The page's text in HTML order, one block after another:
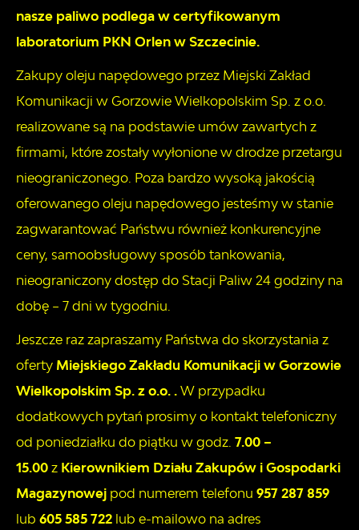
nasze paliwo podlega w certyfikowanym
laboratorium PKN Orlen w Szczecinie.
Zakupy oleju napędowego przez Miejski Zakład
Komunikacji w Gorzowie Wielkopolskim Sp. z o.o.
realizowane są na podstawie umów zawartych z
firmami, które zostały wyłonione w drodze przetargu
nieograniczonego. Poza bardzo wysoką jakością
oferowanego oleju napędowego jesteśmy w stanie
zagwarantować Państwu również konkurencyjne
ceny, samoobsługowy sposób tankowania,
nieograniczony dostęp do Stacji Paliw 24 godziny na
dobę – 7 dni w tygodniu.
Jeszcze raz zapraszamy Państwa do skorzystania z
oferty Miejskiego Zakładu Komunikacji w Gorzowie
Wielkopolskim Sp. z o.o. . W przypadku
dodatkowych pytań prosimy o kontakt telefoniczny
od poniedziałku do piątku w godz. 7.00 –
15.00 z Kierownikiem Działu Zakupów i Gospodarki
Magazynowej pod numerem telefonu 957 287 859
lub 605 585 722 lub e-mailowo na adres